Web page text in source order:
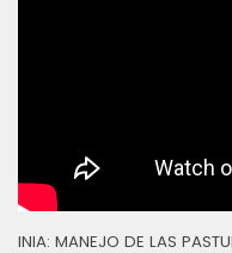
INIA: MANEJO DE LAS